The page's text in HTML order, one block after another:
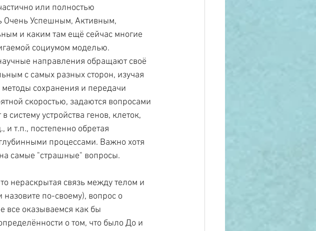
или полностью
Очень Успешным, Активным,
и каким там ещё сейчас многие
социумом моделью.
направления обращают своё
с самых разных сторон, изучая
сохранения и передачи
скоростью, задаются вопросами
устройства генов, клеток,
т.п., постепенно обретая
процессами. Важно хотя
самые "страшные" вопросы.
нераскрытая связь между телом и
по-своему), вопрос о
все оказываемся как бы
о том, что было До и